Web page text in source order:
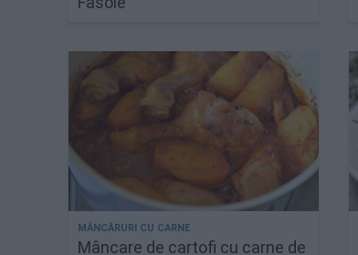
Mâncare de cartofi cu carne de